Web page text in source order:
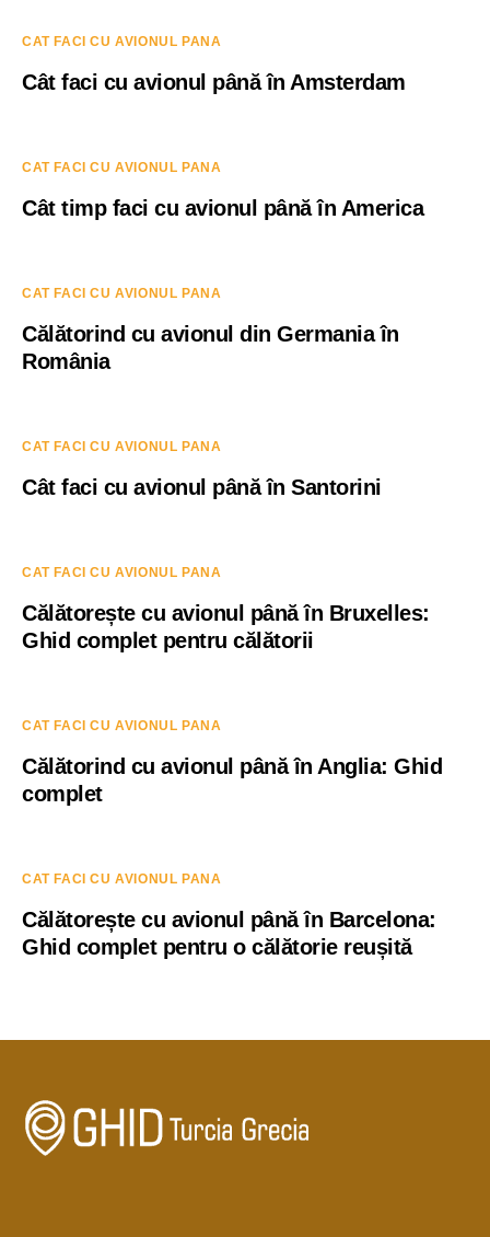
CAT FACI CU AVIONUL PANA
Cât faci cu avionul până în Amsterdam
CAT FACI CU AVIONUL PANA
Cât timp faci cu avionul până în America
CAT FACI CU AVIONUL PANA
Călătorind cu avionul din Germania în
România
CAT FACI CU AVIONUL PANA
Cât faci cu avionul până în Santorini
CAT FACI CU AVIONUL PANA
Călătorește cu avionul până în Bruxelles:
Ghid complet pentru călătorii
CAT FACI CU AVIONUL PANA
Călătorind cu avionul până în Anglia: Ghid
complet
CAT FACI CU AVIONUL PANA
Călătorește cu avionul până în Barcelona:
Ghid complet pentru o călătorie reușită